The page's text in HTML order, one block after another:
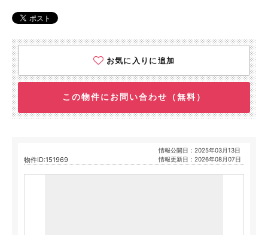
お気に入りに追加
この物件にお問い合わせ（無料）
物件ID:151969
情報公開日：2025年03月13日
情報更新日：2026年08月07日